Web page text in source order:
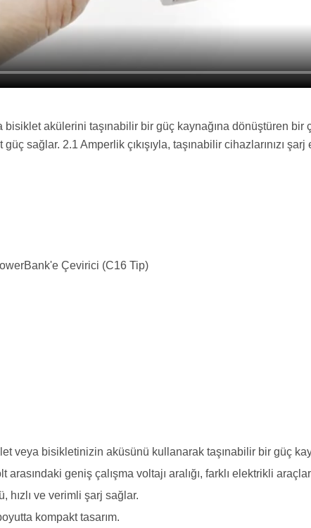
akülerini taşınabilir bir güç kaynağına dönüştüren
güç sağlar. 2.1 Amperlik çıkışıyla, taşınabilir cihazlarınızı
Çevirici (C16 Tip)
veya bisikletinizin aküsünü kullanarak taşınabilir bir güç
arasındaki geniş çalışma voltajı aralığı, farklı elektrikli
hızlı ve verimli şarj sağlar.
kompakt tasarım.